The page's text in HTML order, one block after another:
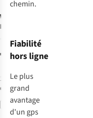
Wahoo Fitness
Elemnt Roam 3
Gps Cycling
Computer
€379,99
1
couleur
disponible
Comparer
chemin.
Fiabilité
hors ligne
Le plus
grand
avantage
d'un gps